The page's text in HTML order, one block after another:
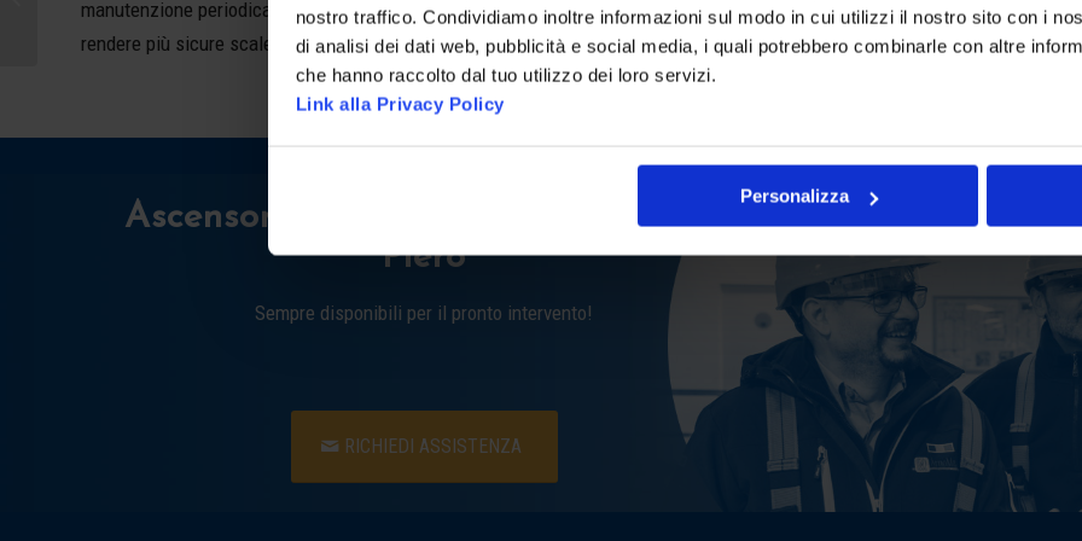
nostro traffico. Condividiamo inoltre informazioni sul modo in cui utilizzi il nostro sito con i
di analisi dei dati web, pubblicità e social media, i quali potrebbero combinarle con altre
che hanno raccolto dal tuo utilizzo dei loro servizi.
Link alla Privacy Policy
Personalizza
manutenzione periodica e straordinaria è possibile limitare al massimo i guasti e
rendere più sicure scale e tappeti mobili.
assistenza veloce su scale
entro 2 ore e interventi
Ascensoristi H24 a Scarperia e San
Piero
Sempre disponibili per il pronto intervento!
RICHIEDI ASSISTENZA